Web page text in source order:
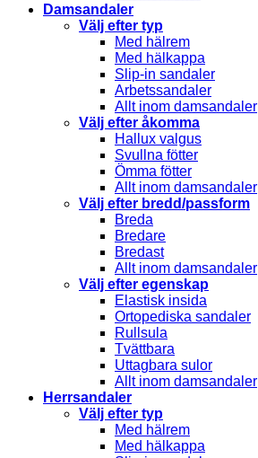
Damsandaler
Välj efter typ
Med hälrem
Med hälkappa
Slip-in sandaler
Arbetssandaler
Allt inom damsandaler
Välj efter åkomma
Hallux valgus
Svullna fötter
Ömma fötter
Allt inom damsandaler
Välj efter bredd/passform
Breda
Bredare
Bredast
Allt inom damsandaler
Välj efter egenskap
Elastisk insida
Ortopediska sandaler
Rullsula
Tvättbara
Uttagbara sulor
Allt inom damsandaler
Herrsandaler
Välj efter typ
Med hälrem
Med hälkappa